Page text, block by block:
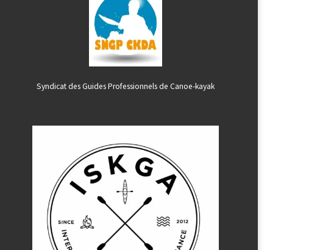
Syndicat des Guides Professionnels de Canoe-kayak